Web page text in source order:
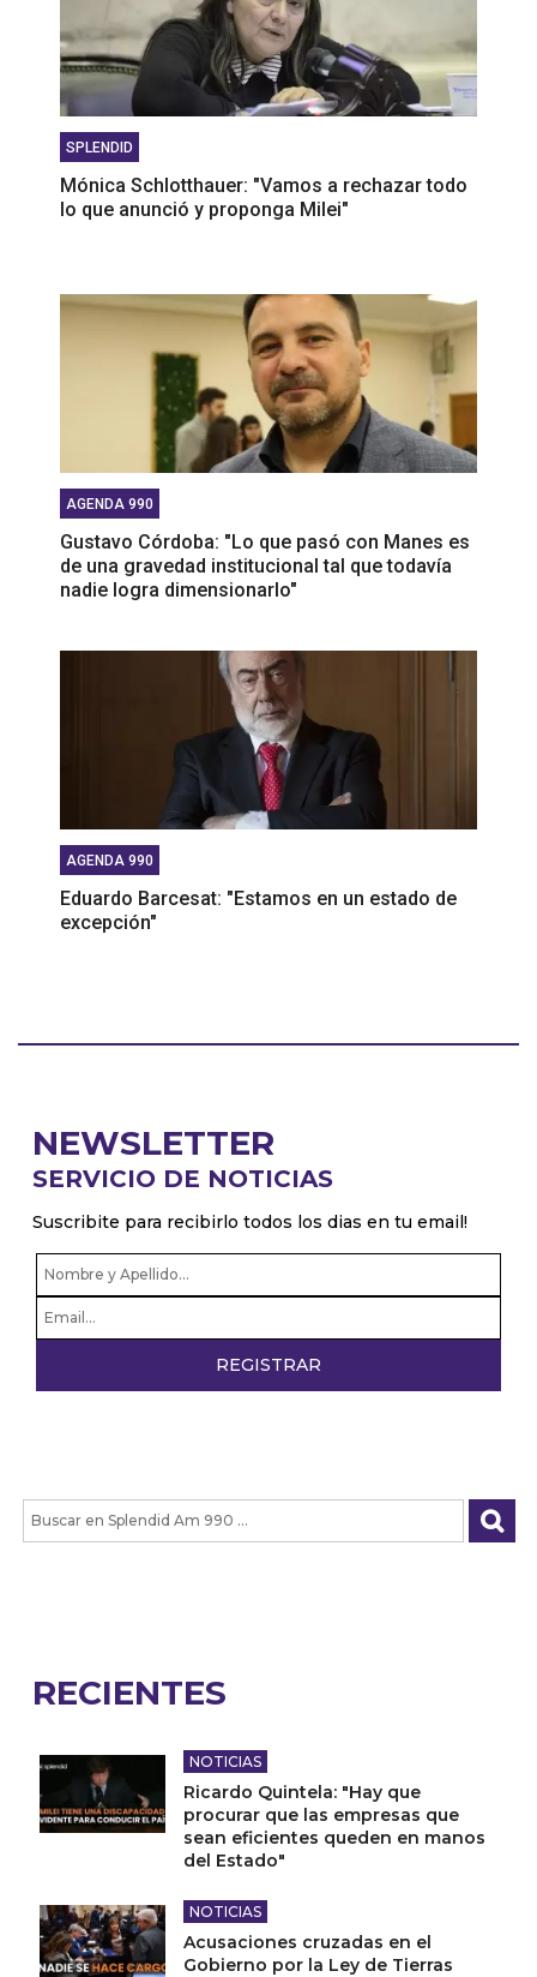
SPLENDID
Mónica Schlotthauer: "Vamos a rechazar todo
lo que anunció y proponga Milei"
AGENDA 990
Gustavo Córdoba: "Lo que pasó con Manes es
de una gravedad institucional tal que todavía
nadie logra dimensionarlo"
AGENDA 990
Eduardo Barcesat: "Estamos en un estado de
excepción"
NEWSLETTER
SERVICIO DE NOTICIAS
Suscribite para recibirlo todos los dias en tu email!
RECIENTES
NOTICIAS
Ricardo Quintela: "Hay que
procurar que las empresas que
sean eficientes queden en manos
del Estado"
NOTICIAS
Acusaciones cruzadas en el
Gobierno por la Ley de Tierras